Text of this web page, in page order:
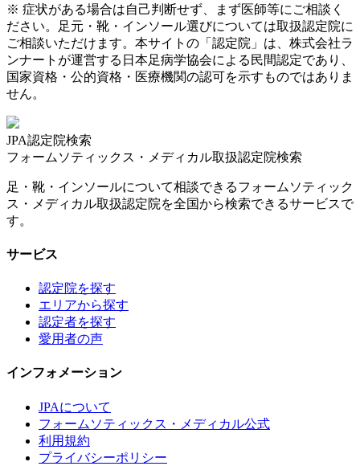
※ 症状がある場合は自己判断せず、まず医師等にご相談く
ださい。足元・靴・インソール選びについては取扱認定院に
ご相談いただけます。本サイトの「認定院」は、株式会社ラ
ンナートが運営する日本足病学協会による民間認定であり、
国家資格・公的資格・医療機関の認可を示すものではありま
せん。
JPA認定院検索
フォームソティックス・メディカル取扱認定院検索
足・靴・インソールについて相談できるフォームソティック
ス・メディカル取扱認定院を全国から検索できるサービスで
す。
サービス
認定院を探す
エリアから探す
認定者を探す
愛用者の声
インフォメーション
JPAについて
フォームソティックス・メディカル公式
利用規約
プライバシーポリシー